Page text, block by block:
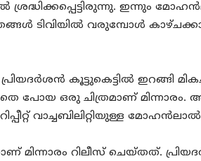
ശ്രദ്ധിക്കപ്പെട്ടിരുന്നു. ഇന്നും
ടിവിയിൽ വരുമ്പോൾ
കൂട്ടുകെട്ടിൽ ഇറങ്ങി മികച്ച
പോയ ഒരു ചിത്രമാണ്
വാച്ചബിലിറ്റിയുള്ള
മിന്നാരം റിലീസ് ചെയ്തത്.